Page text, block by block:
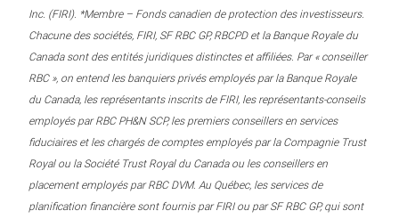
Inc. (FIRI). *Membre – Fonds canadien de protection des investisseurs.
Chacune des sociétés, FIRI, SF RBC GP, RBCPD et la Banque Royale du
Canada sont des entités juridiques distinctes et affiliées. Par « conseiller
RBC », on entend les banquiers privés employés par la Banque Royale
du Canada, les représentants inscrits de FIRI, les représentants-conseils
employés par RBC PH&N SCP, les premiers conseillers en services
fiduciaires et les chargés de comptes employés par la Compagnie Trust
Royal ou la Société Trust Royal du Canada ou les conseillers en
placement employés par RBC DVM. Au Québec, les services de
planification financière sont fournis par FIRI ou par SF RBC GP, qui sont